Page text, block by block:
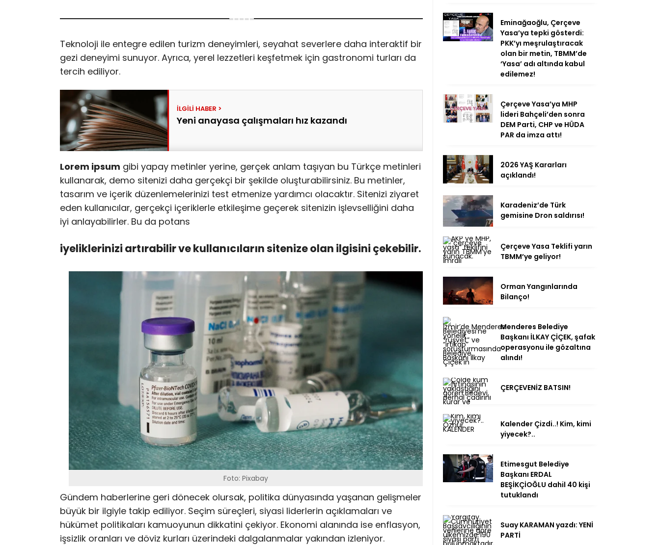
Teknoloji ile entegre edilen turizm deneyimleri, seyahat severlere daha interaktif bir
gezi deneyimi sunuyor. Ayrıca, yerel lezzetleri keşfetmek için gastronomi turları da
tercih ediliyor.
Yeni anayasa çalışmaları hız kazandı
Lorem ipsum gibi yapay metinler yerine, gerçek anlam taşıyan bu Türkçe metinleri
kullanarak, demo sitenizi daha gerçekçi bir şekilde oluşturabilirsiniz. Bu metinler,
tasarım ve içerik düzenlemelerinizi test etmenize yardımcı olacaktır. Sitenizi ziyaret
eden kullanıcılar, gerçekçi içeriklerle etkileşime geçerek sitenizin işlevselliğini daha
iyi anlayabilirler. Bu da potans
iyeliklerinizi artırabilir ve kullanıcıların sitenize olan ilgisini çekebilir.
Foto: Pixabay
Gündem haberlerine geri dönecek olursak, politika dünyasında yaşanan gelişmeler
büyük bir ilgiyle takip ediliyor. Seçim süreçleri, siyasi liderlerin açıklamaları ve
hükümet politikaları kamuoyunun dikkatini çekiyor. Ekonomi alanında ise enflasyon,
işsizlik oranları ve döviz kurları üzerindeki dalgalanmalar yakından izleniyor.
Eminağaoğlu, Çerçeve
Yasa’ya tepki gösterdi:
PKK’yı meşrulaştıracak
olan bir metin, TBMM’de
‘Yasa’ adı altında kabul
edilemez!
Çerçeve Yasa’ya MHP
lideri Bahçeli’den sonra
DEM Parti, CHP ve HÜDA
PAR da imza attı!
2026 YAŞ Kararları
açıklandı!
Karadeniz’de Türk
gemisine Dron saldırısı!
Çerçeve Yasa Teklifi yarın
TBMM’ye geliyor!
Orman Yangınlarında
Bilanço!
Menderes Belediye
Başkanı İLKAY ÇİÇEK, şafak
operasyonu ile gözaltına
alındı!
ÇERÇEVENİZ BATSIN!
Kalender Çizdi..! Kim, kimi
yiyecek?..
Etimesgut Belediye
Başkanı ERDAL
BEŞİKÇİOĞLU dahil 40 kişi
tutuklandı
Suay KARAMAN yazdı: YENİ
PARTİ